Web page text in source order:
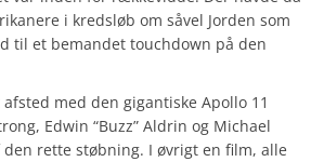
i kredsløb om såvel Jorden som
til et bemandet touchdown på den
med den gigantiske Apollo 11
Edwin “Buzz” Aldrin og Michael
rette støbning. I øvrigt en film, alle